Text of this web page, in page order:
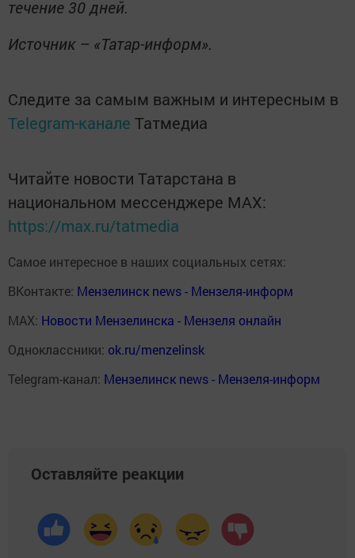
течение 30 дней.
Источник – «Татар-информ».
Следите за самым важным и интересным в
Telegram-канале Татмедиа
Читайте новости Татарстана в
национальном мессенджере MАХ:
https://max.ru/tatmedia
Самое интересное в наших социальных сетях:
ВКонтакте: Мензелинск news - Мензеля-информ
MAX: Новости Мензелинска - Мензеля онлайн
Одноклассники: ok.ru/menzelinsk
Telegram-канал: Мензелинск news - Мензеля-информ
Оставляйте реакции